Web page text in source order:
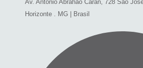
Av. Antônio Abrahão Caran, 728 São
Horizonte . MG | Brasil